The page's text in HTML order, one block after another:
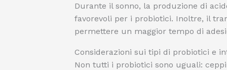
Durante il sonno, la produzione di
favorevoli per i probiotici. Inoltre, il
permettere un maggior tempo di
Considerazioni sui tipi di probiotici e
Non tutti i probiotici sono uguali: